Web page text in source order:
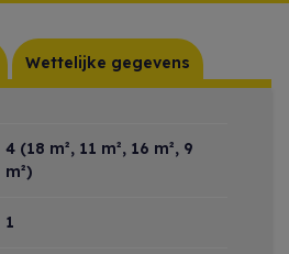
Wettelijke gegevens
4 (18 m², 11 m², 16 m², 9
m²)
1